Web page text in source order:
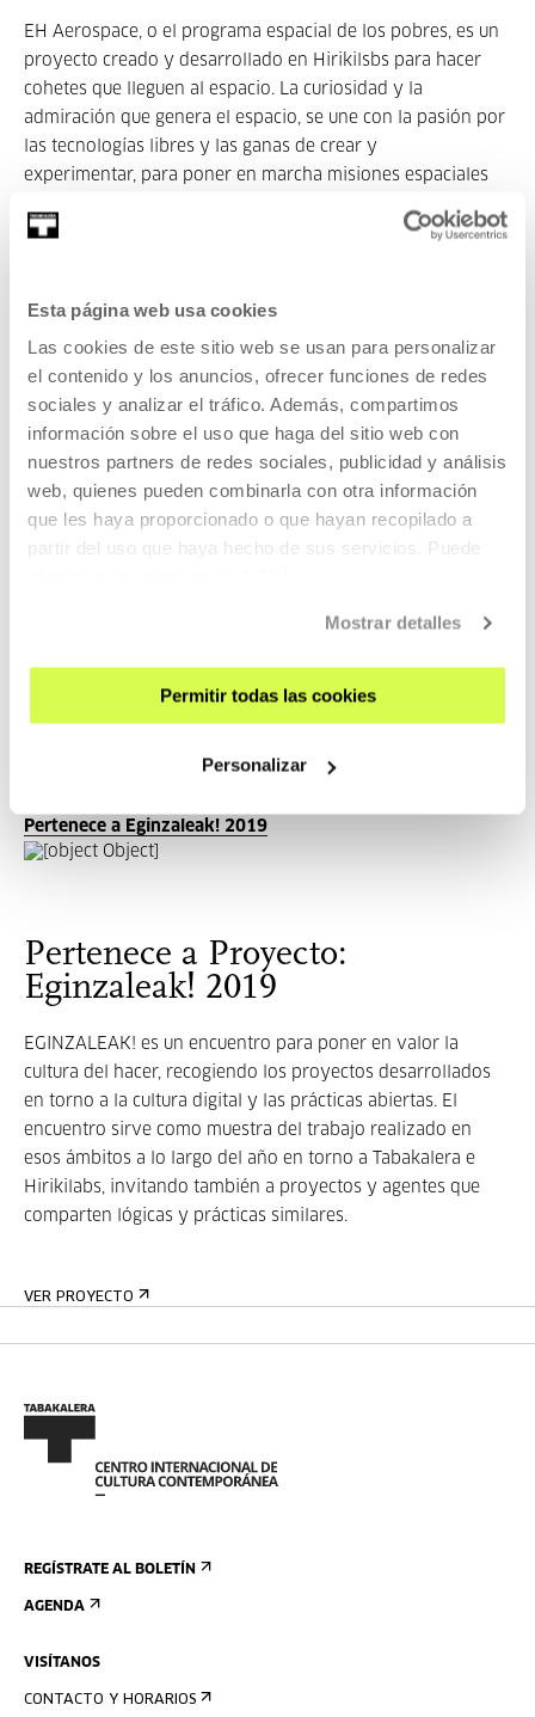
Esta página web usa cookies
Las cookies de este sitio web se usan para personalizar
el contenido y los anuncios, ofrecer funciones de redes
sociales y analizar el tráfico. Además, compartimos
información sobre el uso que haga del sitio web con
nuestros partners de redes sociales, publicidad y análisis
web, quienes pueden combinarla con otra información
que les haya proporcionado o que hayan recopilado a
partir del uso que haya hecho de sus servicios. Puede
Mostrar detalles
Permitir todas las cookies
Personalizar
EH Aerospace, o el programa espacial de los pobres, es un
proyecto creado y desarrollado en Hirikilsbs para hacer
cohetes que lleguen al espacio. La curiosidad y la
admiración que genera el espacio, se une con la pasión por
las tecnologías libres y las ganas de crear y
experimentar, para poner en marcha misiones espaciales
esas ganas e ilusión por volar y el espacio, veremos los
cargados con aire comprimido, para
posteriormente lanzarlos lo más alto posible.
Rincón textil - Precious Plastic - 3D Ikasi - 3Drd - Egokitek -
Do it in family - Eh aerospace - Blue Factoryz - Astronomia
ciudadana - Exploratorio Medellín - UC3m - Y más por
confimar
Si queires particpar con un Stand en la feria puedes
participen en esta feria tienen que estar relacionados con
las tecnologías, la cultura maker o la cultura digital y en
Pertenece a Eginzaleak! 2019
Pertenece a Proyecto:
Eginzaleak! 2019
EGINZALEAK! es un encuentro para poner en valor la
cultura del hacer, recogiendo los proyectos desarrollados
en torno a la cultura digital y las prácticas abiertas. El
encuentro sirve como muestra del trabajo realizado en
esos ámbitos a lo largo del año en torno a Tabakalera e
Hirikilabs, invitando también a proyectos y agentes que
comparten lógicas y prácticas similares.
VER PROYECTO
REGÍSTRATE AL BOLETÍN
AGENDA
VISÍTANOS
CONTACTO Y HORARIOS